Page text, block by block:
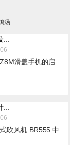
汤
...
滑盖手机的启
...
吹风机 BR555 中...